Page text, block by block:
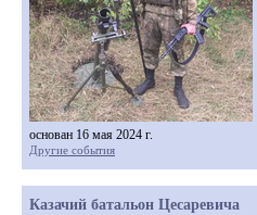
основан 16 мая 2024 г.
Другие события
Казачий батальон Цесаревича